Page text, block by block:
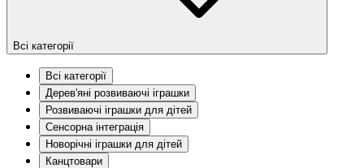
Всі категорії
Всі категорії
Дерев'яні розвиваючі іграшки
Розвиваючі іграшки для дітей
Сенсорна інтеграція
Новорічні іграшки для дітей
Канцтовари